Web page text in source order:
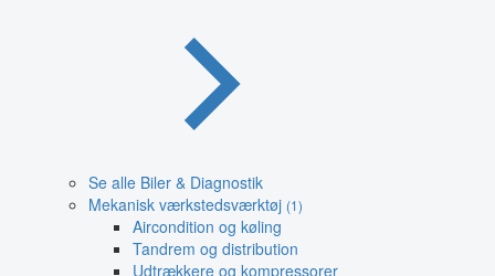
Se alle Biler & Diagnostik
Mekanisk værkstedsværktøj (1)
Aircondition og køling
Tandrem og distribution
Udtrækkere og kompressorer